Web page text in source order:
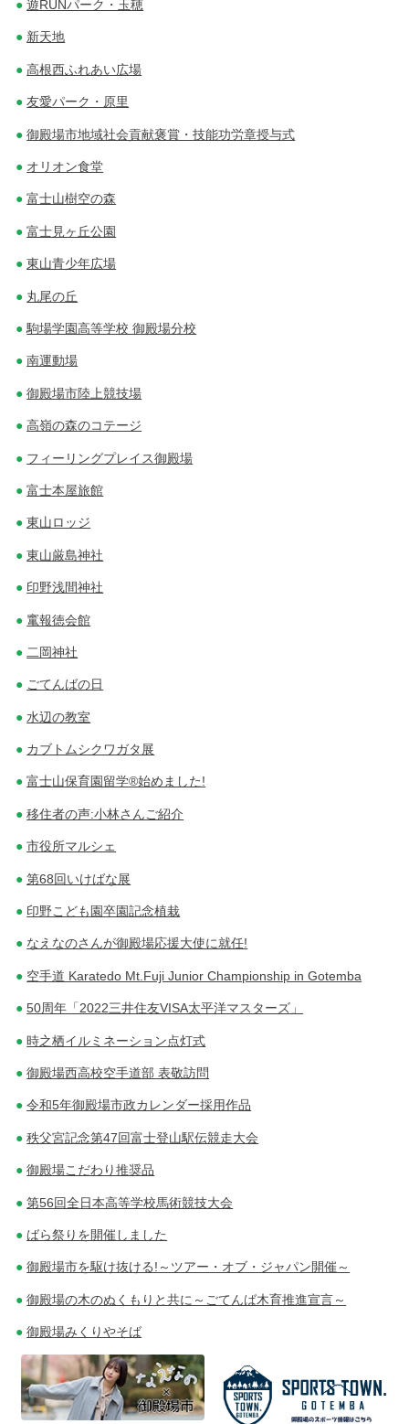
遊RUNパーク・玉穂
新天地
高根西ふれあい広場
友愛パーク・原里
御殿場市地域社会貢献褒賞・技能功労章授与式
オリオン食堂
富士山樹空の森
富士見ヶ丘公園
東山青少年広場
丸尾の丘
駒場学園高等学校 御殿場分校
南運動場
御殿場市陸上競技場
高嶺の森のコテージ
フィーリングプレイス御殿場
富士本屋旅館
東山ロッジ
東山厳島神社
印野浅間神社
竃報徳会館
二岡神社
ごてんばの日
水辺の教室
カブトムシクワガタ展
富士山保育園留学®始めました!
移住者の声:小林さんご紹介
市役所マルシェ
第68回いけばな展
印野こども園卒園記念植栽
なえなのさんが御殿場応援大使に就任!
空手道 Karatedo Mt.Fuji Junior Championship in Gotemba
50周年「2022三井住友VISA太平洋マスターズ」
時之栖イルミネーション点灯式
御殿場西高校空手道部 表敬訪問
令和5年御殿場市政カレンダー採用作品
秩父宮記念第47回富士登山駅伝競走大会
御殿場こだわり推奨品
第56回全日本高等学校馬術競技大会
ばら祭りを開催しました
御殿場市を駆け抜ける!～ツアー・オブ・ジャパン開催～
御殿場の木のぬくもりと共に～ごてんば木育推進宣言～
御殿場みくりやそば